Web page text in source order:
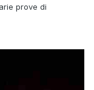
prove di